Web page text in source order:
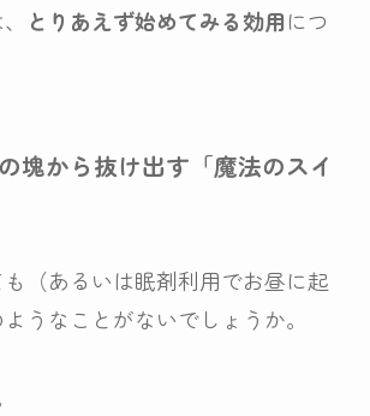
とりあえず始めてみる効用につ
塊から抜け出す「魔法のスイ
（あるいは眠剤利用でお昼に起
うなことがないでしょうか。